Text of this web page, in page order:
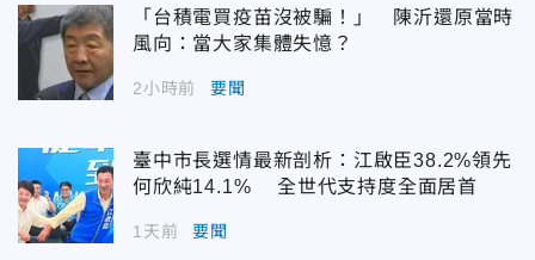
「台積電買疫苗沒被騙！」 陳沂還原當時
風向：當大家集體失憶？
2小時前 要聞
臺中市長選情最新剖析：江啟臣38.2%領先
何欣純14.1% 全世代支持度全面居首
1天前 要聞